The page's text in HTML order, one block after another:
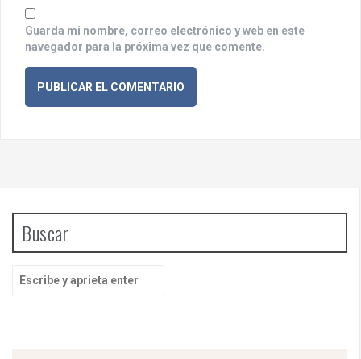
Guarda mi nombre, correo electrónico y web en este
navegador para la próxima vez que comente.
Buscar